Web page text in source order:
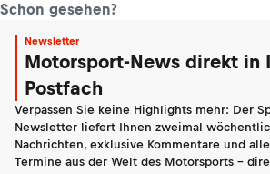
Schon gesehen?
Newsletter
Motorsport-News direkt in
Postfach
Verpassen Sie keine Highlights mehr: Der
Newsletter liefert Ihnen zweimal
Nachrichten, exklusive Kommentare und
Termine aus der Welt des Motorsports -